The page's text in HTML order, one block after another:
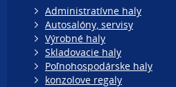
Administratívne haly
Autosalóny, servisy
Výrobné haly
Skladovacie haly
Poľnohospodárske haly
konzolove regaly